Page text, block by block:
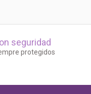
seguridad
protegidos